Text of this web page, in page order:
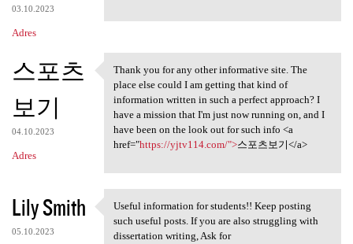
03.10.2023
Adres
스포츠
보기
04.10.2023
Adres
Thank you for any other
Thank you for any other informative site. The
place else could I am getting that kind of
information written in such a perfect approach? I
have a mission that I'm just now running on, and I
have been on the look out for such info <a
href="https://yjtv114.com/">스포츠보기</a>
Lily Smith
05.10.2023
Useful information for
Useful information for students!! Keep posting
such useful posts. If you are also struggling with
dissertation writing, Ask for